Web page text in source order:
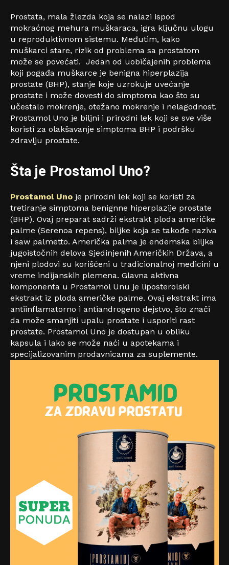
Prostata, mala žlezda koja se nalazi ispod
mokraćnog mehura muškaraca, igra ključnu ulogu
u reproduktivnom sistemu. Međutim, kako
muškarci stare, rizik od problema sa prostatom
može se povećati. Jedan od uobičajenih problema
koji pogađa muškarce je benigna hiperplazija
prostate (BHP), stanje koje uzrokuje uvećanje
prostate i može dovesti do simptoma kao što su
učestalo mokrenje, otežano mokrenje i nelagodnost.
Prostamol Uno je biljni i prirodni lek koji se sve više
koristi za olakšavanje simptoma BHP i podršku
zdravlju prostate.
Šta je Prostamol Uno?
Prostamol Uno je prirodni lek koji se koristi za
tretiranje simptoma benignne hiperplazije prostate
(BHP). Ovaj preparat sadrži ekstrakt ploda američke
palme (Serenoa repens), biljke koja se takođe naziva
i saw palmetto. Američka palma je endemska biljka
jugoistočnih delova Sjedinjenih Američkih Država, a
njeni plodovi su korišćeni u tradicionalnoj medicini u
vreme indijanskih plemena. Glavna aktivna
komponenta u Prostamol Unu je liposterolski
ekstrakt iz ploda američke palme. Ovaj ekstrakt ima
antiinflamatorno i antiandrogeno dejstvo, što znači
da može smanjiti upalu prostate i usporiti rast
prostate. Prostamol Uno je dostupan u obliku
kapsula i lako se može naći u apotekama i
specijalizovanim prodavnicama za suplemente.